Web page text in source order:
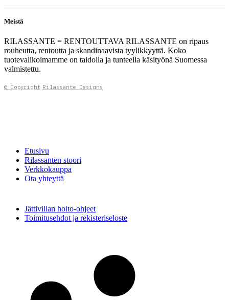
Meistä
RILASSANTE = RENTOUTTAVA RILASSANTE on ripaus
rouheutta, rentoutta ja skandinaavista tyylikkyyttä. Koko
tuotevalikoimamme on taidolla ja tunteella käsityönä Suomessa
valmistettu.
© Copyright Rilassante Designs
Etusivu
Rilassanten stoori
Verkkokauppa
Ota yhteyttä
Jättivillan hoito-ohjeet
Toimitusehdot ja rekisteriseloste